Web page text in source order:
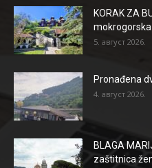
KORAK ZA
5. август 2026.
Pronađena
4. август 2026.
BLAGA
zaštitnica